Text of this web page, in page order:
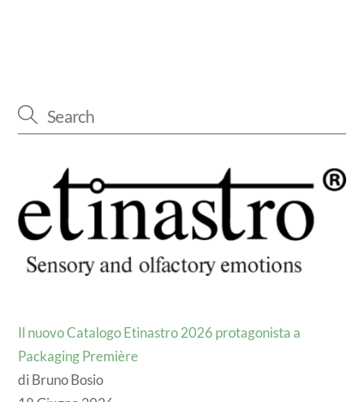
Il nuovo Catalogo Etinastro 2026 protagonista a
Packaging Première
di Bruno Bosio